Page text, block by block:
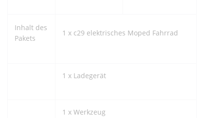
Inhalt des
Pakets
1 x c29 elektrisches Moped Fahrrad
1 x Ladegerät
1 x Werkzeug